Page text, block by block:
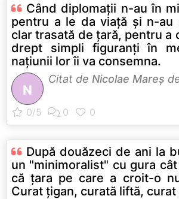
Când diplomații n-au în
pentru a le da viaţă şi n-au
clar trasată de țară, pentru a
drept simpli figuranţi în
națiunii lor îi va consemna.
N
Citat de Nicolae Mareș
După douăzeci de ani la
un "minimoralist" cu gura
că ţara pe care a croit-o
Curat ţigan, curată liftă, curat